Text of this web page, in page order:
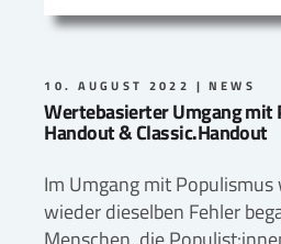
10. AUGUST 2022 NEWS
Wertebasierter Umgang mit
Handout & Classic.Handout
Im Umgang mit
wieder dieselben Fehler